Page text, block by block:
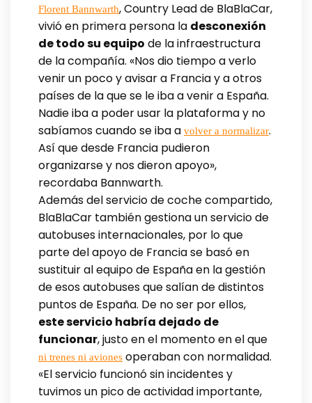
Florent Bannwarth, Country Lead de BlaBlaCar,
vivió en primera persona la desconexión
de todo su equipo de la infraestructura
de la compañía. «Nos dio tiempo a verlo
venir un poco y avisar a Francia y a otros
países de la que se le iba a venir a España.
Nadie iba a poder usar la plataforma y no
sabíamos cuando se iba a volver a normalizar.
Así que desde Francia pudieron
organizarse y nos dieron apoyo»,
recordaba Bannwarth.
Además del servicio de coche compartido,
BlaBlaCar también gestiona un servicio de
autobuses internacionales, por lo que
parte del apoyo de Francia se basó en
sustituir al equipo de España en la gestión
de esos autobuses que salían de distintos
puntos de España. De no ser por ellos,
este servicio habría dejado de
funcionar, justo en el momento en el que
ni trenes ni aviones operaban con normalidad.
«El servicio funcionó sin incidentes y
tuvimos un pico de actividad importante,